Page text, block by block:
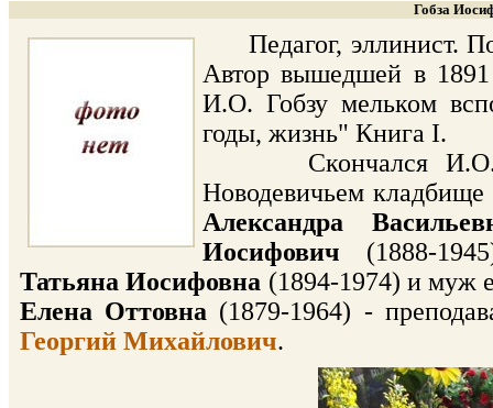
Гобза
Педагог, эллинист. По
Автор вышедшей в 1891
И.О. Гобзу мельком
годы, жизнь" Книга I.
Скончался И.О.
Новодевичьем
Александра
Иосифович (1888-
Татьяна Иосифовна (1894-1974) и муж
Елена Оттовна (1879-1964) -
Георгий Михайлович.